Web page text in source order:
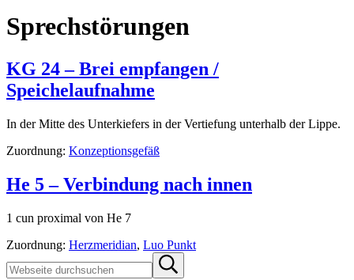
Sprechstörungen
KG 24 – Brei empfangen /
Speichelaufnahme
In der Mitte des Unterkiefers in der Vertiefung unterhalb der Lippe.
Zuordnung: Konzeptionsgefäß
He 5 – Verbindung nach innen
1 cun proximal von He 7
Zuordnung: Herzmeridian, Luo Punkt
Sidebar
durchsuchen
Submit
search